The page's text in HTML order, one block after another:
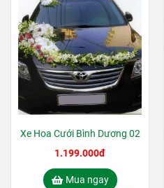
Xe Hoa Cưới Bình Dương 02
1.199.000đ
Mua ngay